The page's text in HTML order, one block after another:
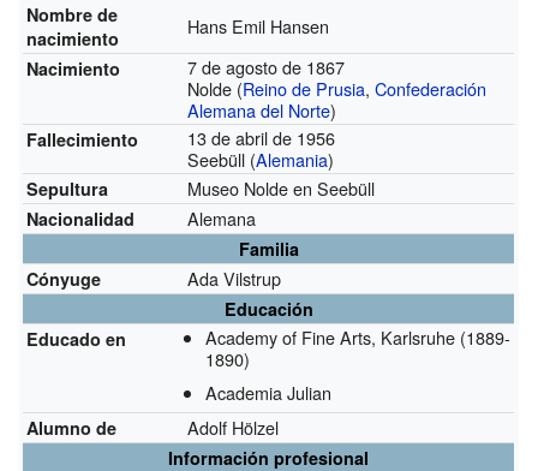
Nombre de
nacimiento
Hans Emil Hansen
Nacimiento
7 de agosto de 1867
Nolde (Reino de Prusia,Confederación
Alemana del Norte)
Fallecimiento
13 de abril de 1956
Seebüll (Alemania)
Sepultura Museo Nolde en Seebüll
Nacionalidad Alemana
Familia
Cónyuge
Ada Vilstrup
Educación
Educado en
Academy of Fine Arts, Karlsruhe (1889-
1890)
Academia Julian
Alumno de Adolf Hölzel
Información profesional